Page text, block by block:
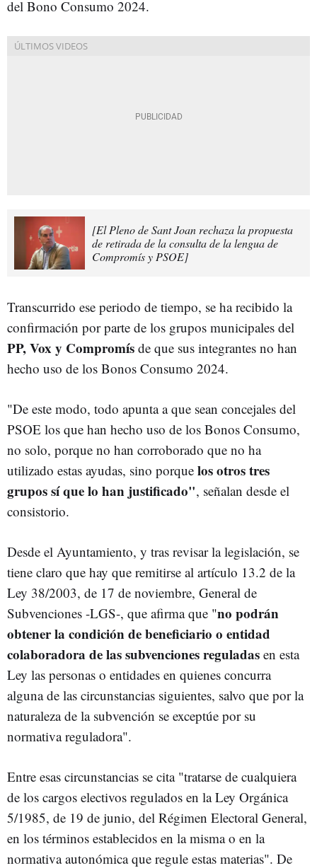
del Bono Consumo 2024.
[El Pleno de Sant Joan rechaza la propuesta
de retirada de la consulta de la lengua de
Compromís y PSOE]
Transcurrido ese periodo de tiempo, se ha recibido la
confirmación por parte de los grupos municipales del
PP, Vox y Compromís de que sus integrantes no han
hecho uso de los Bonos Consumo 2024.
"De este modo, todo apunta a que sean concejales del
PSOE los que han hecho uso de los Bonos Consumo,
no solo, porque no han corroborado que no ha
utilizado estas ayudas, sino porque los otros tres
grupos sí que lo han justificado", señalan desde el
consistorio.
Desde el Ayuntamiento, y tras revisar la legislación, se
tiene claro que hay que remitirse al artículo 13.2 de la
Ley 38/2003, de 17 de noviembre, General de
Subvenciones -LGS-, que afirma que "no podrán
obtener la condición de beneficiario o entidad
colaboradora de las subvenciones reguladas en esta
Ley las personas o entidades en quienes concurra
alguna de las circunstancias siguientes, salvo que por la
naturaleza de la subvención se exceptúe por su
normativa reguladora".
Entre esas circunstancias se cita "tratarse de cualquiera
de los cargos electivos regulados en la Ley Orgánica
5/1985, de 19 de junio, del Régimen Electoral General,
en los términos establecidos en la misma o en la
normativa autonómica que regule estas materias". De